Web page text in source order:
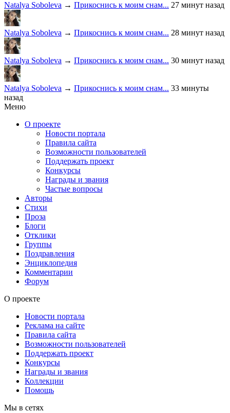
Natalya Soboleva → Прикоснись к моим снам... 27 минут назад
Natalya Soboleva → Прикоснись к моим снам... 28 минут назад
Natalya Soboleva → Прикоснись к моим снам... 30 минут назад
Natalya Soboleva → Прикоснись к моим снам... 33 минуты
назад
Меню
О проекте
Новости портала
Правила сайта
Возможности пользователей
Поддержать проект
Конкурсы
Награды и звания
Частые вопросы
Авторы
Стихи
Проза
Блоги
Отклики
Группы
Поздравления
Энциклопедия
Комментарии
Форум
О проекте
Новости портала
Реклама на сайте
Правила сайта
Возможности пользователей
Поддержать проект
Конкурсы
Награды и звания
Коллекции
Помощь
Мы в сетях